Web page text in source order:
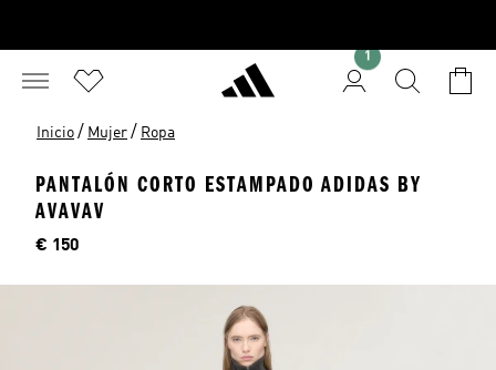
1
Inicio / Mujer / Ropa
PANTALÓN CORTO ESTAMPADO ADIDAS BY
AVAVAV
Precio
€ 150